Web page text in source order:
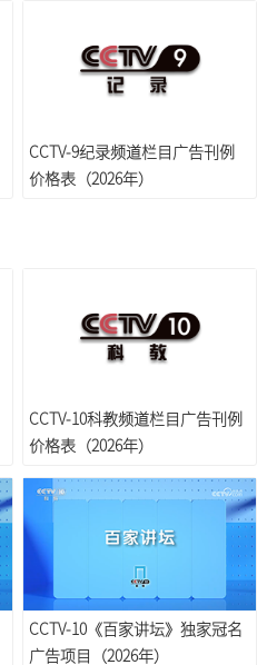
CCTV-9纪录频道栏目广告刊例
价格表（2026年）
CCTV-10科教频道栏目广告刊例
价格表（2026年）
CCTV-10《百家讲坛》独家冠名
广告项目（2026年）